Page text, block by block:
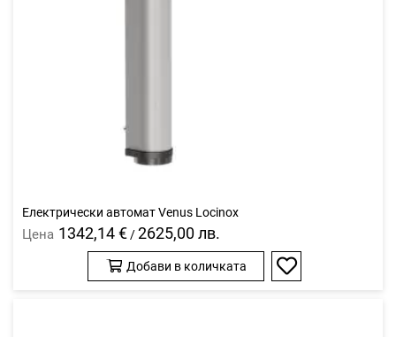
Електрически автомат Venus Locinox
Цена 1342,14 € /2625,00 лв.
Добави в количката
Добави